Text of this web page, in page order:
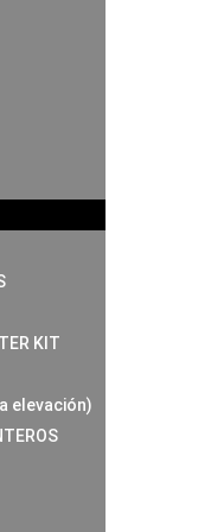
KIT
elevación)